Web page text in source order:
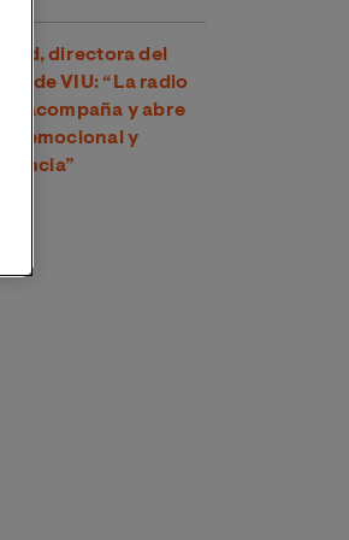
directora del
de VIU: “La radio
acompaña y abre
emocional y